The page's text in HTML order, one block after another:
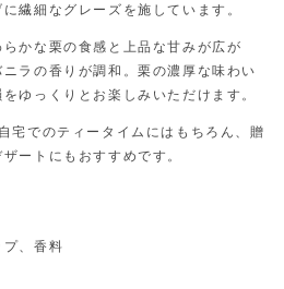
繊細なグレーズを施しています。
かな栗の食感と上品な甘みが広が
ラの香りが調和。栗の濃厚な味わい
ゆっくりとお楽しみいただけます。
宅でのティータイムにはもちろん、贈
ートにもおすすめです。
、香料